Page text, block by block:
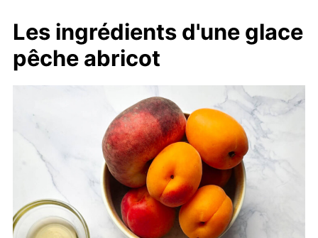
Les ingrédients d'une glace
pêche abricot